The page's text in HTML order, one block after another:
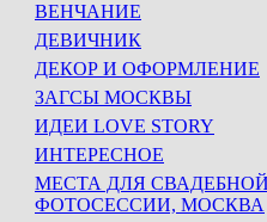
ВЕНЧАНИЕ
ДЕВИЧНИК
ДЕКОР И ОФОРМЛЕНИЕ
ЗАГСЫ МОСКВЫ
ИДЕИ LOVE STORY
ИНТЕРЕСНОЕ
МЕСТА ДЛЯ СВАДЕБНОЙ
ФОТОСЕССИИ, МОСКВА